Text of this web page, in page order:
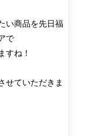
い商品を先日福
で
すね！
せていただきま